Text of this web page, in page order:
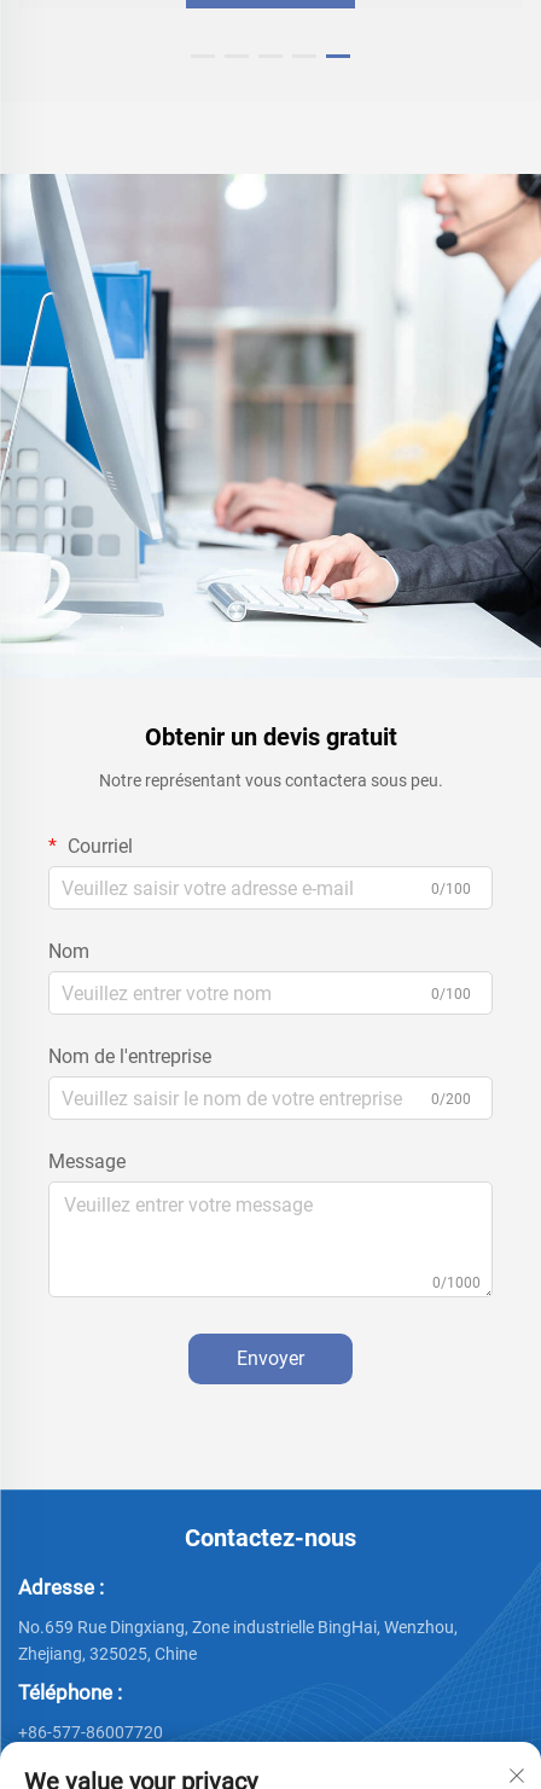
Obtenir un devis gratuit
Notre représentant vous contactera sous peu.
Courriel
0/100
Nom
0/100
Nom de l'entreprise
0/200
Message
0/1000
Envoyer
Contactez-nous
Adresse :
No.659 Rue Dingxiang, Zone industrielle BingHai, Wenzhou,
Zhejiang, 325025, Chine
Téléphone :
+86-577-86007720
E-mail :
We value your privacy